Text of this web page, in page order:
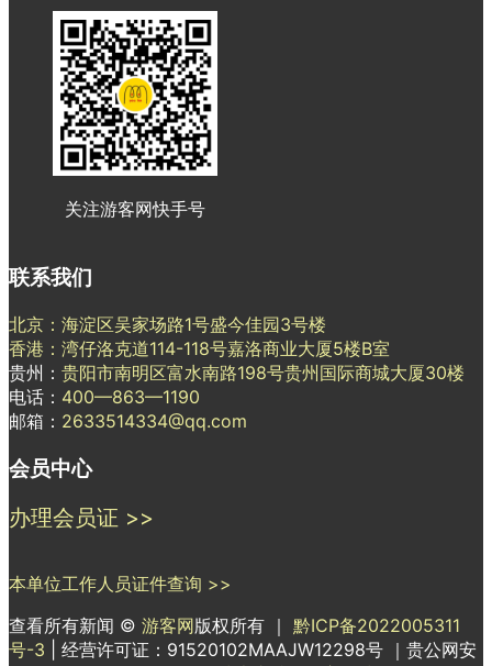
关注游客网快手号
联系我们
北京：海淀区吴家场路1号盛今佳园3号楼
香港：湾仔洛克道114-118号嘉洛商业大厦5楼B室
贵州： 贵阳市南明区富水南路198号贵州国际商城大厦30楼
电话： 400—863—1190
邮箱： 2633514334@qq.com
会员中心
办理会员证 >>
本单位工作人员证件查询 >>
查看所有新闻 © 游客网版权所有 ｜ 黔ICP备2022005311
号-3
| 经营许可证：91520102MAAJW12298号 ｜贵公网安